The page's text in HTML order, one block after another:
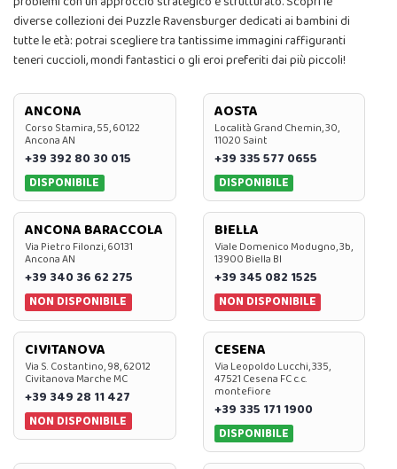
diverse collezioni dei Puzzle Ravensburger dedicati ai bambini di
tutte le età: potrai scegliere tra tantissime immagini raffiguranti
teneri cuccioli, mondi fantastici o gli eroi preferiti dai più piccoli!
ANCONA
Corso Stamira, 55, 60122
Ancona AN
+39 392 80 30 015
DISPONIBILE
AOSTA
Località Grand Chemin, 30,
11020 Saint
+39 335 577 0655
DISPONIBILE
ANCONA BARACCOLA
Via Pietro Filonzi, 60131
Ancona AN
+39 340 36 62 275
NON DISPONIBILE
BIELLA
Viale Domenico Modugno, 3b,
13900 Biella BI
+39 345 082 1525
NON DISPONIBILE
CIVITANOVA
Via S. Costantino, 98, 62012
Civitanova Marche MC
+39 349 28 11 427
NON DISPONIBILE
CESENA
Via Leopoldo Lucchi, 335,
47521 Cesena FC c.c.
montefiore
+39 335 171 1900
DISPONIBILE